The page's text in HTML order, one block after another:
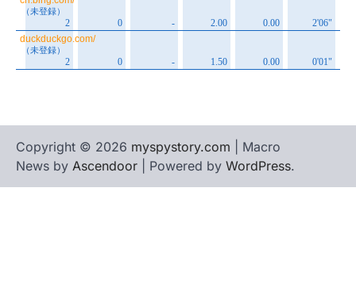
Copyright © 2026 myspystory.com | Macro
News by Ascendoor | Powered by WordPress.